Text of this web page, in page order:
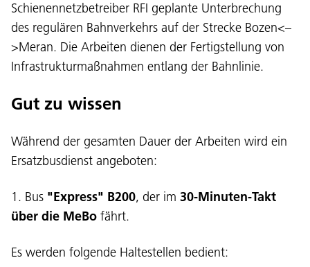
Schienennetzbetreiber RFI geplante Unterbrechung
des regulären Bahnverkehrs auf der Strecke Bozen<–
>Meran. Die Arbeiten dienen der Fertigstellung von
Infrastrukturmaßnahmen entlang der Bahnlinie.
Gut zu wissen
Während der gesamten Dauer der Arbeiten wird ein
Ersatzbusdienst angeboten:
1. Bus "Express" B200, der im 30-Minuten-Takt
über die MeBo fährt.
Es werden folgende Haltestellen bedient: